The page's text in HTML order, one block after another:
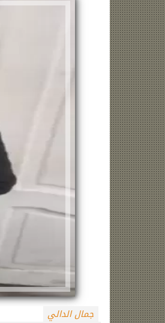
جمال الدالي